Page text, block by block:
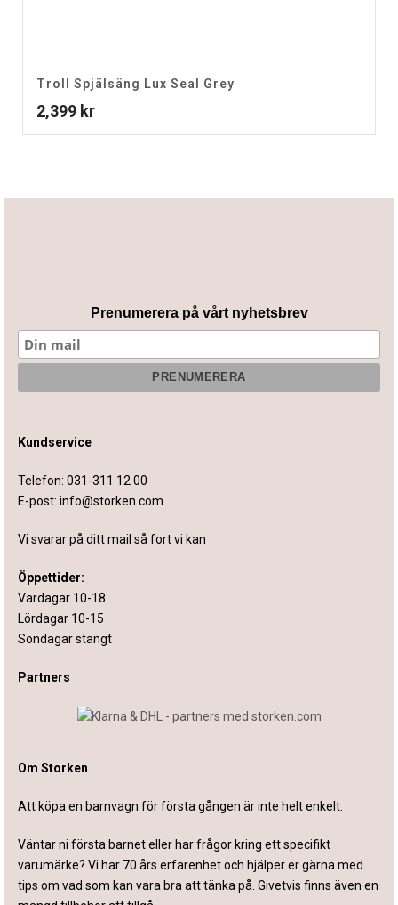
Troll Spjälsäng Lux Seal Grey
2,399 kr
Prenumerera på vårt nyhetsbrev
Kundservice
Telefon: 031-311 12 00
E-post: info@storken.com
Vi svarar på ditt mail så fort vi kan
Öppettider:
Vardagar 10-18
Lördagar 10-15
Söndagar stängt
Partners
Om Storken
Att köpa en barnvagn för första gången är inte helt enkelt.
Väntar ni första barnet eller har frågor kring ett specifikt
varumärke? Vi har 70 års erfarenhet och hjälper er gärna med
tips om vad som kan vara bra att tänka på. Givetvis finns även en